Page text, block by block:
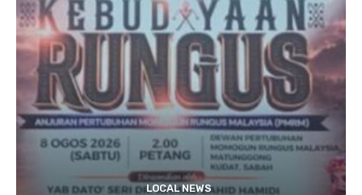
LOCAL NEWS